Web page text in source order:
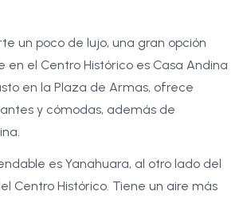
un poco de lujo, una gran opción
en el Centro Histórico es Casa Andina
en la Plaza de Armas, ofrece
y cómodas, además de
es Yanahuara, al otro lado del
Centro Histórico. Tiene un aire más